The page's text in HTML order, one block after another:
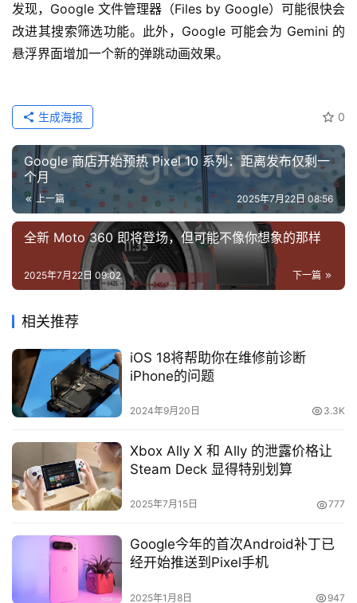
发现，Google 文件管理器（Files by Google）可能很快会
改进其搜索筛选功能。此外，Google 可能会为 Gemini 的
悬浮界面增加一个新的弹跳动画效果。
0
生成海报
Google 商店开始预热 Pixel 10 系列：距离发布仅剩一
个月
上一篇 2025年7月22日 08:56
全新 Moto 360 即将登场，但可能不像你想象的那样
下一篇
2025年7月22日 09:02
相关推荐
iOS 18将帮助你在维修前诊断
iPhone的问题
2024年9月20日 3.3K
Xbox Ally X 和 Ally 的泄露价格让
Steam Deck 显得特别划算
2025年7月15日 777
Google今年的首次Android补丁已
经开始推送到Pixel手机
2025年1月8日 947